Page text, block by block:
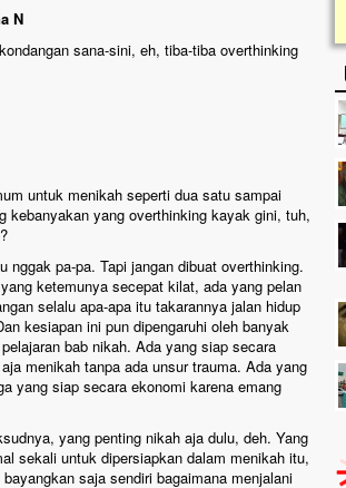
N
sana-sini, eh, tiba-tiba overthinking
untuk menikah seperti dua satu sampai
kebanyakan yang overthinking kayak gini, tuh,
pa-pa. Tapi jangan dibuat overthinking.
ketemunya secepat kilat, ada yang pelan
selalu apa-apa itu takarannya jalan hidup
kesiapan ini pun dipengaruhi oleh banyak
bab nikah. Ada yang siap secara
menikah tanpa ada unsur trauma. Ada yang
yang siap secara ekonomi karena emang
yang penting nikah aja dulu, deh. Yang
sekali untuk dipersiapkan dalam menikah itu,
saja sendiri bagaimana menjalani